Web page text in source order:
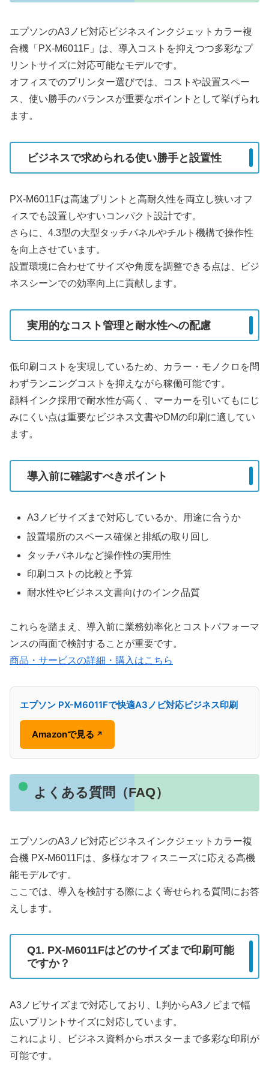
エプソンのA3ノビ対応ビジネスインクジェットカラー複
合機「PX-M6011F」は、導入コストを抑えつつ多彩なプ
リントサイズに対応可能なモデルです。
オフィスでのプリンター選びでは、コストや設置スペー
ス、使い勝手のバランスが重要なポイントとして挙げられ
ます。
ビジネスで求められる使い勝手と設置性
PX-M6011Fは高速プリントと高耐久性を両立し狭いオフ
ィスでも設置しやすいコンパクト設計です。
さらに、4.3型の大型タッチパネルやチルト機構で操作性
を向上させています。
設置環境に合わせてサイズや角度を調整できる点は、ビジ
ネスシーンでの効率向上に貢献します。
実用的なコスト管理と耐水性への配慮
低印刷コストを実現しているため、カラー・モノクロを問
わずランニングコストを抑えながら稼働可能です。
顔料インク採用で耐水性が高く、マーカーを引いてもにじ
みにくい点は重要なビジネス文書やDMの印刷に適してい
ます。
導入前に確認すべきポイント
A3ノビサイズまで対応しているか、用途に合うか
設置場所のスペース確保と排紙の取り回し
タッチパネルなど操作性の実用性
印刷コストの比較と予算
耐水性やビジネス文書向けのインク品質
これらを踏まえ、導入前に業務効率化とコストパフォーマ
ンスの両面で検討することが重要です。
商品・サービスの詳細・購入はこちら
エプソン PX-M6011Fで快適A3ノビ対応ビジネス印刷
Amazonで見る ↗
よくある質問（FAQ）
エプソンのA3ノビ対応ビジネスインクジェットカラー複
合機 PX-M6011Fは、多様なオフィスニーズに応える高機
能モデルです。
ここでは、導入を検討する際によく寄せられる質問にお答
えします。
Q1. PX-M6011Fはどのサイズまで印刷可能
ですか？
A3ノビサイズまで対応しており、L判からA3ノビまで幅
広いプリントサイズに対応しています。
これにより、ビジネス資料からポスターまで多彩な印刷が
可能です。